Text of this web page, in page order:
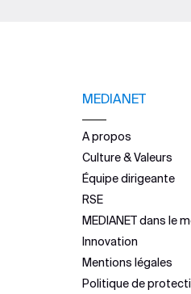
MEDIANET
A propos
Culture & Valeurs
Équipe dirigeante
RSE
MEDIANET dans le
Innovation
Mentions légales
Politique de